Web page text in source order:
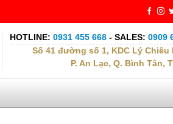
HOTLINE: 0931 455 668 - SALES: 0909
Số 41 đường số 1, KDC Lý Chiêu
P. An Lạc, Q. Bình Tân,